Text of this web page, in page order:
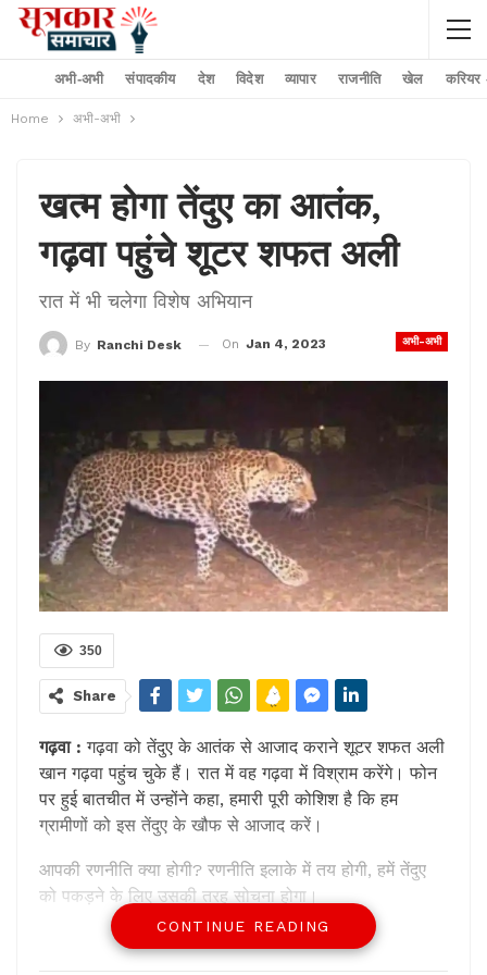
अभी-अभी संपादकीय देश विदेश व्यापार राजनीति खेल करियर
Home अभी-अभी
खत्म होगा तेंदुए का आतंक,
गढ़वा पहुंचे शूटर शफत अली
रात में भी चलेगा विशेष अभियान
अभी-अभी
By Ranchi Desk On Jan 4, 2023
350
Share
गढ़वा : गढ़वा को तेंदुए के आतंक से आजाद कराने शूटर शफत अली
खान गढ़वा पहुंच चुके हैं। रात में वह गढ़वा में विश्राम करेंगे। फोन
पर हुई बातचीत में उन्होंने कहा, हमारी पूरी कोशिश है कि हम
ग्रामीणों को इस तेंदुए के खौफ से आजाद करें।
आपकी रणनीति क्या होगी? रणनीति इलाके में तय होगी, हमें तेंदुए
को पकड़ने के लिए उसकी तरह सोचना होगा।
शूटर शफत अली खान ने कहा, हमें तेंदुए की तरह सोचना होगा।
तेंदुआ रात में एक्टिव रहता है। सुबह आराम करता है। हमें रात में ही
CONTINUE READING